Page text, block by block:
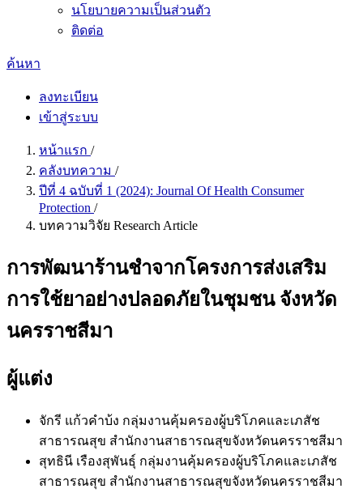
นโยบายความเป็นส่วนตัว
ติดต่อ
ค้นหา
ลงทะเบียน
เข้าสู่ระบบ
หน้าแรก /
คลังบทความ /
ปีที่ 4 ฉบับที่ 1 (2024): Journal Of Health Consumer
Protection /
บทความวิจัย Research Article
การพัฒนาร้านชำจากโครงการส่งเสริม
การใช้ยาอย่างปลอดภัยในชุมชน จังหวัด
นครราชสีมา
ผู้แต่ง
จักรี แก้วคำบ้ง กลุ่มงานคุ้มครองผู้บริโภคและเภสัช
สาธารณสุข สำนักงานสาธารณสุขจังหวัดนครราชสีมา
สุทธินี เรืองสุพันธุ์ กลุ่มงานคุ้มครองผู้บริโภคและเภสัช
สาธารณสุข สำนักงานสาธารณสุขจังหวัดนครราชสีมา